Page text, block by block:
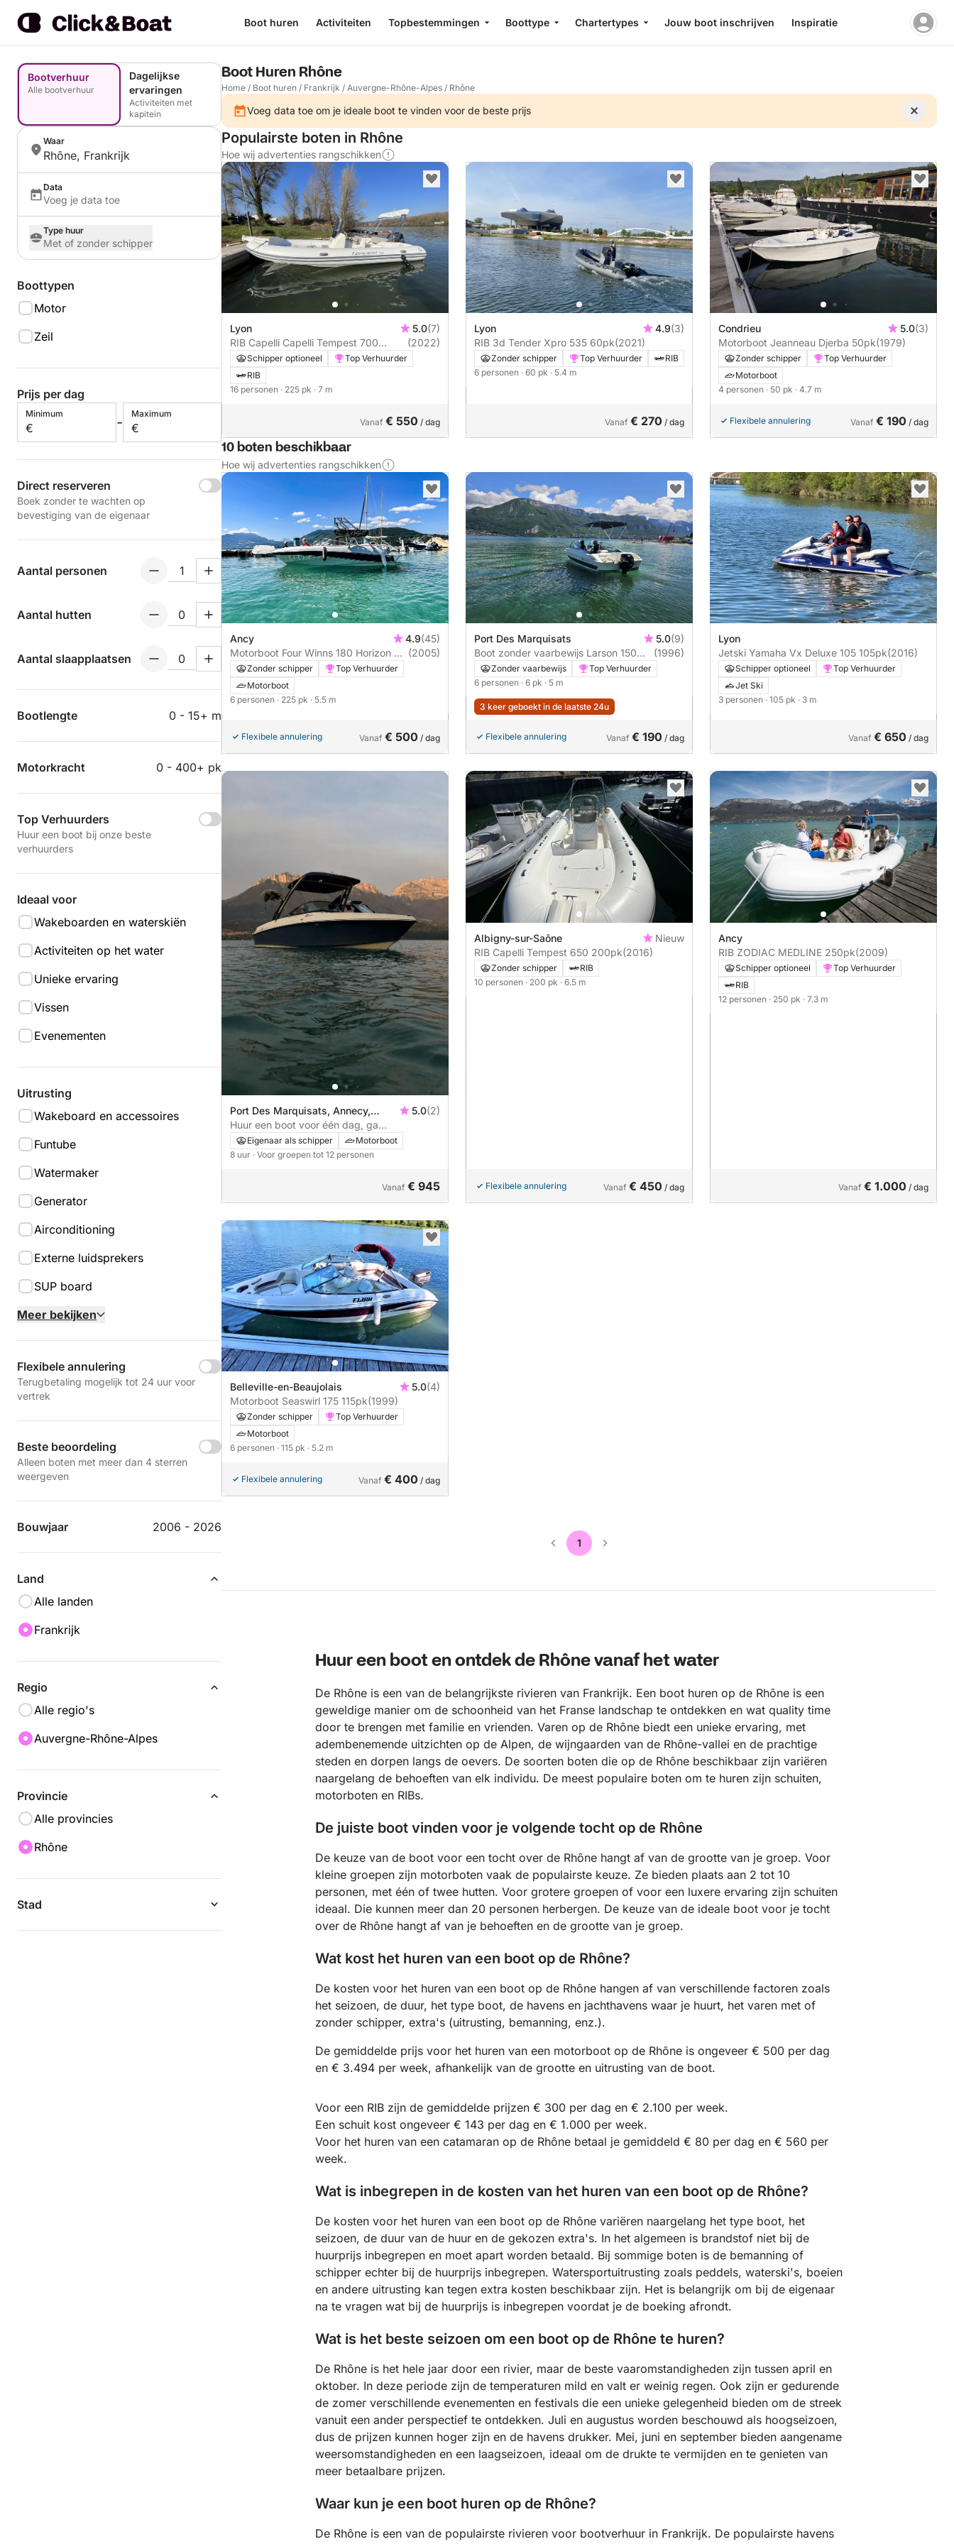
Boot huren Activiteiten Topbestemmingen Boottype Chartertypes Jouw boot inschrijven Inspiratie
Bootverhuur
Alle bootverhuur
Dagelijkse
ervaringen
Activiteiten met
kapitein
Waar
Rhône, Frankrijk
Data
Voeg je data toe
Type huur
Met of zonder schipper
Boottypen
Motor
Zeil
Prijs per dag
Minimum
€ -
Maximum
€
Direct reserveren
Boek zonder te wachten op
bevestiging van de eigenaar
Aantal personen
Aantal hutten
Aantal slaapplaatsen
Bootlengte 0 - 15+ m
Motorkracht 0 - 400+ pk
Top Verhuurders
Huur een boot bij onze beste
verhuurders
Ideaal voor
Wakeboarden en waterskiën
Activiteiten op het water
Unieke ervaring
Vissen
Evenementen
Uitrusting
Wakeboard en accessoires
Funtube
Watermaker
Generator
Airconditioning
Externe luidsprekers
SUP board
Meer bekijken
Flexibele annulering
Terugbetaling mogelijk tot 24 uur voor
vertrek
Beste beoordeling
Alleen boten met meer dan 4 sterren
weergeven
Bouwjaar 2006 - 2026
Land
Alle landen
Frankrijk
Regio
Alle regio's
Auvergne-Rhône-Alpes
Provincie
Alle provincies
Rhône
Stad
Boot Huren Rhône
Home / Boot huren / Frankrijk / Auvergne-Rhône-Alpes / Rhône
Voeg data toe om je ideale boot te vinden voor de beste prijs
Populairste boten in Rhône
Hoe wij advertenties rangschikken
Lyon 5.0(7)
RIB Capelli Capelli Tempest 700
225pk
(2022)
Schipper optioneel
Top Verhuurder
RIB
16 personen · 225 pk · 7 m
Vanaf € 550 / dag
Lyon 4.9(3)
RIB 3d Tender Xpro 535 60pk(2021)
Zonder schipper Top Verhuurder
RIB
6 personen · 60 pk · 5.4 m
Vanaf € 270 / dag
Condrieu 5.0(3)
Motorboot Jeanneau Djerba 50pk(1979)
Zonder schipper
Top Verhuurder
Motorboot
4 personen · 50 pk · 4.7 m
Flexibele annulering Vanaf € 190 / dag
10 boten beschikbaar
Hoe wij advertenties rangschikken
Ancy 4.9(45)
Motorboot Four Winns 180 Horizon V6
225ch avec grand taud 225pk
(2005)
Zonder schipper
Top Verhuurder
Motorboot
6 personen · 225 pk · 5.5 m
Flexibele annulering Vanaf € 500 / dag
Port Des Marquisats 5.0(9)
Boot zonder vaarbewijs Larson 150
6pk
(1996)
Zonder vaarbewijs
Top Verhuurder
6 personen · 6 pk · 5 m
3 keer geboekt in de laatste 24u
Flexibele annulering Vanaf € 190 / dag
Lyon
Jetski Yamaha Vx Deluxe 105 105pk(2016)
Schipper optioneel
Top Verhuurder
Jet Ski
3 personen · 105 pk · 3 m
Vanaf € 650 / dag
Port Des Marquisats, Annecy,
Frankrijk
5.0(2)
Huur een boot voor één dag, ga
wakeboarden en verken het meer van
Annecy.
Eigenaar als schipper
Motorboot
8 uur · Voor groepen tot 12 personen
Vanaf € 945
Albigny-sur-Saône
Nieuw
RIB Capelli Tempest 650 200pk(2016)
Zonder schipper
RIB
10 personen · 200 pk · 6.5 m
Flexibele annulering Vanaf € 450 / dag
Ancy
RIB ZODIAC MEDLINE 250pk(2009)
Schipper optioneel
Top Verhuurder
RIB
12 personen · 250 pk · 7.3 m
Vanaf € 1.000 / dag
Belleville-en-Beaujolais 5.0(4)
Motorboot Seaswirl 175 115pk(1999)
Zonder schipper
Top Verhuurder
Motorboot
6 personen · 115 pk · 5.2 m
Flexibele annulering Vanaf € 400 / dag
1
Huur een boot en ontdek de Rhône vanaf het water
De Rhône is een van de belangrijkste rivieren van Frankrijk. Een boot huren op de Rhône is een
geweldige manier om de schoonheid van het Franse landschap te ontdekken en wat quality time
door te brengen met familie en vrienden. Varen op de Rhône biedt een unieke ervaring, met
adembenemende uitzichten op de Alpen, de wijngaarden van de Rhône-vallei en de prachtige
steden en dorpen langs de oevers. De soorten boten die op de Rhône beschikbaar zijn variëren
naargelang de behoeften van elk individu. De meest populaire boten om te huren zijn schuiten,
motorboten en RIBs.
De juiste boot vinden voor je volgende tocht op de Rhône
De keuze van de boot voor een tocht over de Rhône hangt af van de grootte van je groep. Voor
kleine groepen zijn motorboten vaak de populairste keuze. Ze bieden plaats aan 2 tot 10
personen, met één of twee hutten. Voor grotere groepen of voor een luxere ervaring zijn schuiten
ideaal. Die kunnen meer dan 20 personen herbergen. De keuze van de ideale boot voor je tocht
over de Rhône hangt af van je behoeften en de grootte van je groep.
Wat kost het huren van een boot op de Rhône?
De kosten voor het huren van een boot op de Rhône hangen af van verschillende factoren zoals
het seizoen, de duur, het type boot, de havens en jachthavens waar je huurt, het varen met of
zonder schipper, extra's (uitrusting, bemanning, enz.).
De gemiddelde prijs voor het huren van een motorboot op de Rhône is ongeveer € 500 per dag
en € 3.494 per week, afhankelijk van de grootte en uitrusting van de boot.
Voor een RIB zijn de gemiddelde prijzen € 300 per dag en € 2.100 per week.
Een schuit kost ongeveer € 143 per dag en € 1.000 per week.
Voor het huren van een catamaran op de Rhône betaal je gemiddeld € 80 per dag en € 560 per
week.
Wat is inbegrepen in de kosten van het huren van een boot op de Rhône?
De kosten voor het huren van een boot op de Rhône variëren naargelang het type boot, het
seizoen, de duur van de huur en de gekozen extra's. In het algemeen is brandstof niet bij de
huurprijs inbegrepen en moet apart worden betaald. Bij sommige boten is de bemanning of
schipper echter bij de huurprijs inbegrepen. Watersportuitrusting zoals peddels, waterski's, boeien
en andere uitrusting kan tegen extra kosten beschikbaar zijn. Het is belangrijk om bij de eigenaar
na te vragen wat bij de huurprijs is inbegrepen voordat je de boeking afrondt.
Wat is het beste seizoen om een boot op de Rhône te huren?
De Rhône is het hele jaar door een rivier, maar de beste vaaromstandigheden zijn tussen april en
oktober. In deze periode zijn de temperaturen mild en valt er weinig regen. Ook zijn er gedurende
de zomer verschillende evenementen en festivals die een unieke gelegenheid bieden om de streek
vanuit een ander perspectief te ontdekken. Juli en augustus worden beschouwd als hoogseizoen,
dus de prijzen kunnen hoger zijn en de havens drukker. Mei, juni en september bieden aangename
weersomstandigheden en een laagseizoen, ideaal om de drukte te vermijden en te genieten van
meer betaalbare prijzen.
Waar kun je een boot huren op de Rhône?
De Rhône is een van de populairste rivieren voor bootverhuur in Frankrijk. De populairste havens